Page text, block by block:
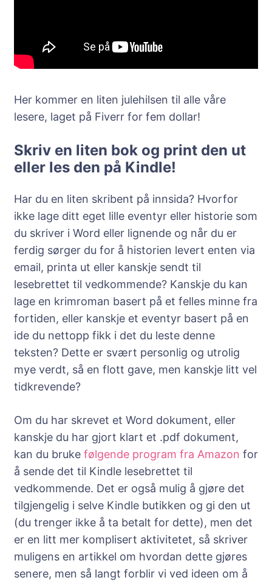
Her kommer en liten julehilsen til alle våre
lesere, laget på Fiverr for fem dollar!
Skriv en liten bok og print den ut
eller les den på Kindle!
Har du en liten skribent på innsida? Hvorfor
ikke lage ditt eget lille eventyr eller historie som
du skriver i Word eller lignende og når du er
ferdig sørger du for å historien levert enten via
email, printa ut eller kanskje sendt til
lesebrettet til vedkommende? Kanskje du kan
lage en krimroman basert på et felles minne fra
fortiden, eller kanskje et eventyr basert på en
ide du nettopp fikk i det du leste denne
teksten? Dette er svært personlig og utrolig
mye verdt, så en flott gave, men kanskje litt vel
tidkrevende?
Om du har skrevet et Word dokument, eller
kanskje du har gjort klart et .pdf dokument,
kan du bruke følgende program fra Amazon for
å sende det til Kindle lesebrettet til
vedkommende. Det er også mulig å gjøre det
tilgjengelig i selve Kindle butikken og gi den ut
(du trenger ikke å ta betalt for dette), men det
er en litt mer komplisert aktivitetet, så skriver
muligens en artikkel om hvordan dette gjøres
senere, men så langt forblir vi ved ideen om å